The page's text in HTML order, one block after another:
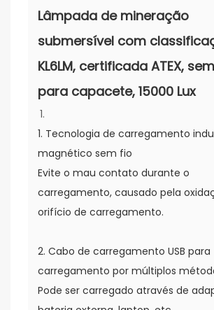
Lâmpada de mineração
submersível com
KL6LM, certificada ATEX,
para capacete, 15000 Lux
1. Tecnologia de carregamento
magnético sem fio
Evite o mau contato durante o
carregamento, causado pela
orifício de carregamento.
2. Cabo de carregamento USB para
carregamento por múltiplos
Pode ser carregado através de